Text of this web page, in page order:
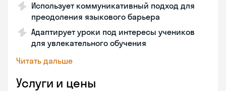
Использует коммуникативный подход для
преодоления языкового барьера
Адаптирует уроки под интересы учеников
для увлекательного обучения
Читать дальше
Услуги и цены